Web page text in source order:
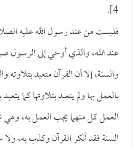
4].
فليست من عند رسول الله عليه
عند الله، والذي أوحي إلى الرسول
والسنة، إلا أن القرآن متعبد بتلاوته
بالعمل بها ولم يتعبد بتلاوتها كما
العمل كل منهما يجب العمل به، وهي
السنة فقد أنكر القرآن وكذب به، ولا